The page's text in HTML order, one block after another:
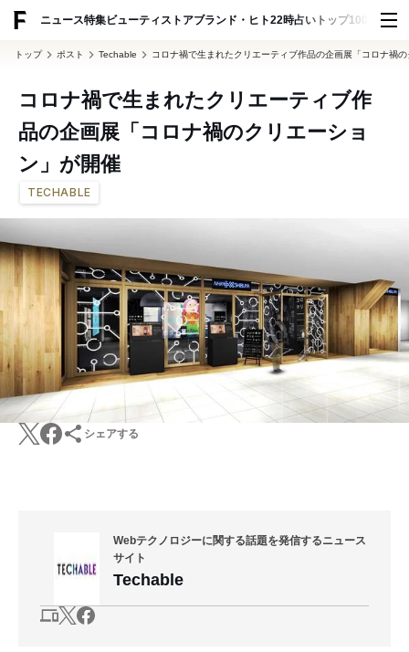
ニュース特集ビューティ ストアブランド・ヒト22時占い トップ100 スナッ
トップ ポスト Techable コロナ禍で生まれたクリエーティブ作品の企画展「コロナ禍
コロナ禍で生まれたクリエーティブ作
品の企画展「コロナ禍のクリエーショ
ン」が開催
TECHABLE
シェアする
Webテクノロジーに関する話題を発信するニュース
サイト
Techable